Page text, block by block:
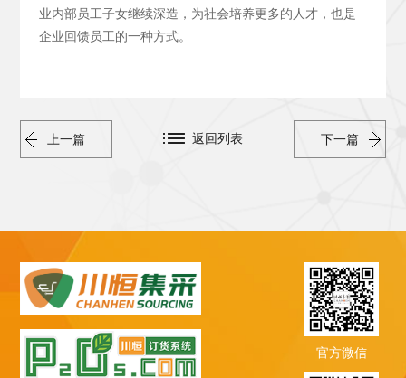
业内部员工子女继续深造，为社会培养更多的人才，也是
企业回馈员工的一种方式。
上一篇 下一篇
返回列表
官方微信